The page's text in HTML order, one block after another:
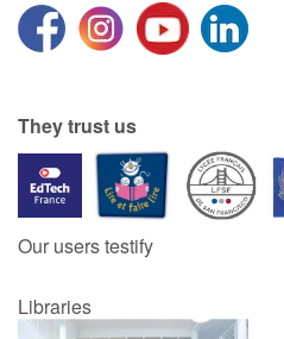
Help
Home
Schools
They trust us
Our users testify
Libraries